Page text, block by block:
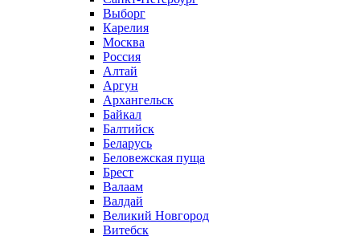
Выборг
Карелия
Москва
Россия
Алтай
Аргун
Архангельск
Байкал
Балтийск
Беларусь
Беловежская пуща
Брест
Валаам
Валдай
Великий Новгород
Витебск